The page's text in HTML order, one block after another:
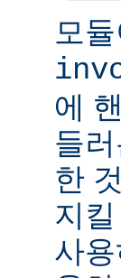
모
에
들
한
지
사